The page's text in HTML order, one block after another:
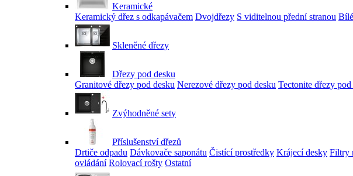
Keramické
Keramický dřez s odkapávačem Dvojdřezy S viditelnou přední stranou Bílé
Skleněné dřezy
Dřezy pod desku
Granitové dřezy pod desku Nerezové dřezy pod desku Tectonite dřezy pod
Zvýhodněné sety
Příslušenství dřezů
Drtiče odpadu Dávkovače saponátu Čistící prostředky Krájecí desky Filtry
ovládání Rolovací rošty Ostatní